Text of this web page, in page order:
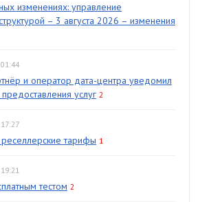
изменениях: управление
– 3 августа 2026 – изменения
и оператор дата-центра уведомил
услуг 2
тарифы 1
тестом 2